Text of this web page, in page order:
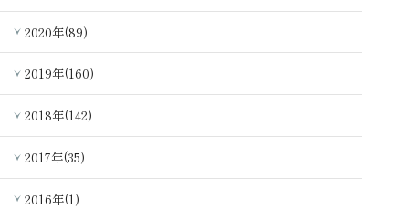
2020年(89)
2019年(160)
2018年(142)
2017年(35)
2016年(1)